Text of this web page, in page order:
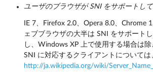
ユーザのブラウザが SNI をサポートして
IE 7、Firefox 2.0、Opera 8.0、Chrome
ェブブラウザの大半は SNI をサポート
し、Windows XP 上で使用する場合は
SNI に対応するクライアントについては
http://ja.wikipedia.org/wiki/